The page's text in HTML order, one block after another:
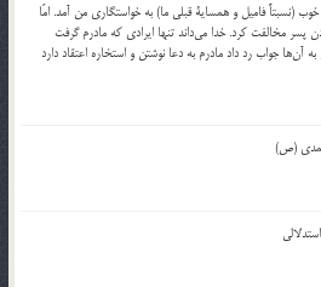
(نسبتاً فاميل و همساية قبلي ما) به خواستگاري من آمد. امّا
پسر مخالفت كرد. خدا مي‌داند تنها ايرادي كه مادرم گرفت
آن‌ها جواب رد داد مادرم به دعا نوشتن و استخاره اعتقاد دارد
(ص)